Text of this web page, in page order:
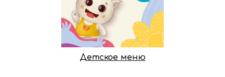
Детское меню